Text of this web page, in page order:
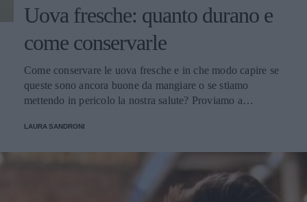
Uova fresche: quanto durano e
come conservarle
Come conservare le uova fresche e in che modo capire se
queste sono ancora buone da mangiare o se stiamo
mettendo in pericolo la nostra salute? Proviamo a
LAURA SANDRONI